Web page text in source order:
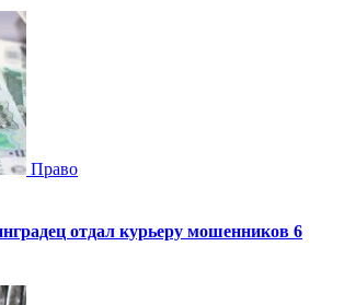
Право
отдал курьеру мошенников 6